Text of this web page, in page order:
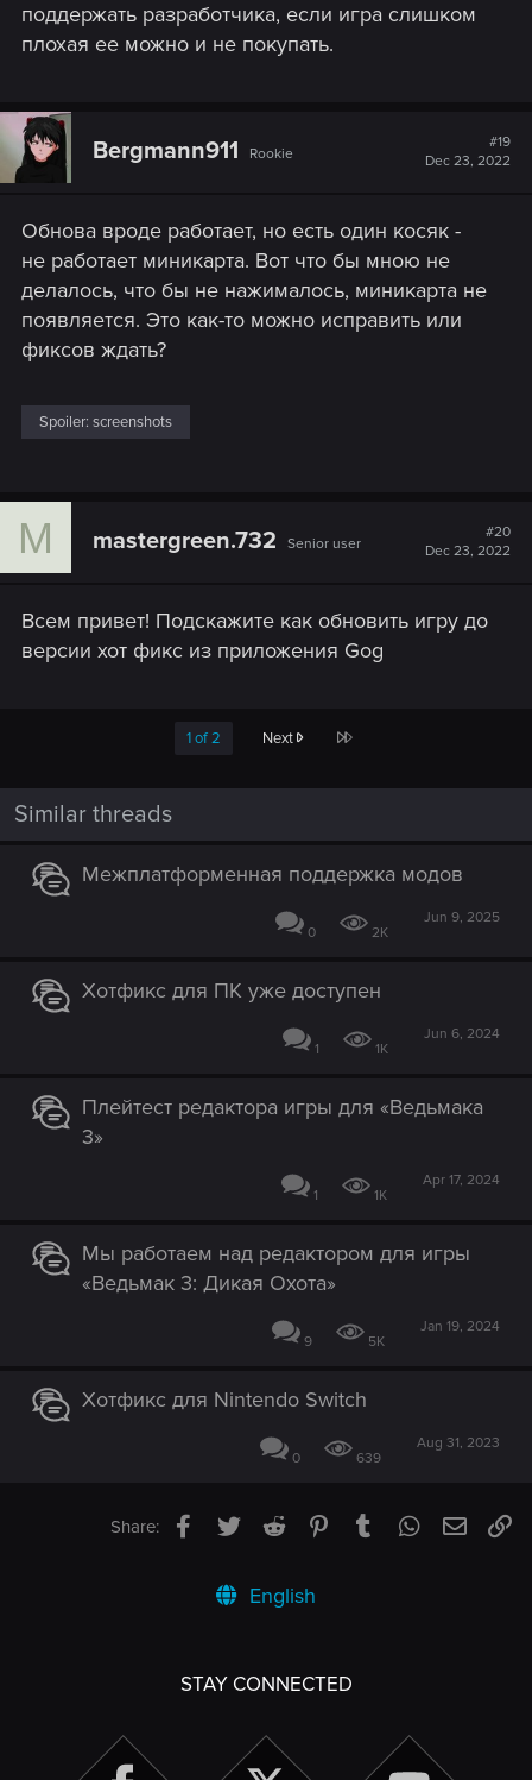
поддержать разработчика, если игра слишком
плохая ее можно и не покупать.
Bergmann911 Rookie
#19
Dec 23, 2022
Обнова вроде работает, но есть один косяк -
не работает миникарта. Вот что бы мною не
делалось, что бы не нажималось, миникарта не
появляется. Это как-то можно исправить или
фиксов ждать?
Spoiler: screenshots
M mastergreen.732 Senior user
#20
Dec 23, 2022
Всем привет! Подскажите как обновить игру до
версии хот фикс из приложения Gog
1 of 2 Next Last
Similar threads
Межплатформенная поддержка модов
0 2K
Jun 9, 2025
Хотфикс для ПК уже доступен
1 1K
Jun 6, 2024
Плейтест редактора игры для «Ведьмака
3»
1 1K
Apr 17, 2024
Мы работаем над редактором для игры
«Ведьмак 3: Дикая Охота»
9 5K
Jan 19, 2024
Хотфикс для Nintendo Switch
0 639
Aug 31, 2023
Share: Facebook
TwitterReddit PinterestTumblrWhatsApp
Email
English
STAY CONNECTED